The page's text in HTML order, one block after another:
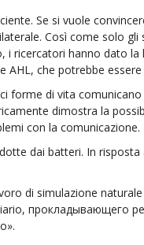
Se si vuole
Così come solo
ricercatori hanno dato
che potrebbe
forme di vita
dimostra la
con la comunicazione.
dai batteri. In risposta
di simulazione
прокладывающего